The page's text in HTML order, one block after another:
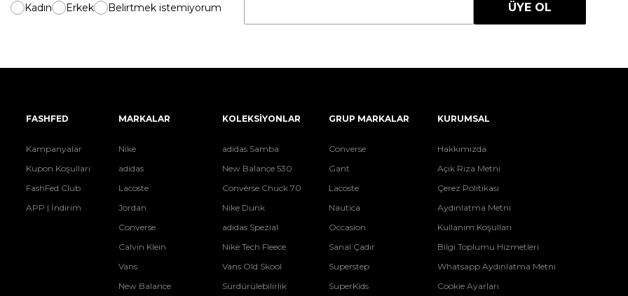
Kadın Erkek Belirtmek istemiyorum ÜYE OL
FASHFED
Kampanyalar
Kupon Koşulları
FashFed Club
APP | İndirim
MARKALAR
Nike
adidas
Lacoste
Jordan
Converse
Calvin Klein
Vans
New Balance
KOLEKSİYONLAR
adidas Samba
New Balance 530
Converse Chuck 70
Nike Dunk
adidas Spezial
Nike Tech Fleece
Vans Old Skool
Sürdürülebilirlik
GRUP MARKALAR
Converse
Gant
Lacoste
Nautica
Occasion
Sanal Çadır
Superstep
SuperKids
KURUMSAL
Hakkımızda
Açık Rıza Metni
Çerez Politikası
Aydınlatma Metni
Kullanım Koşulları
Bilgi Toplumu Hizmetleri
Whatsapp Aydınlatma Metni
Cookie Ayarları